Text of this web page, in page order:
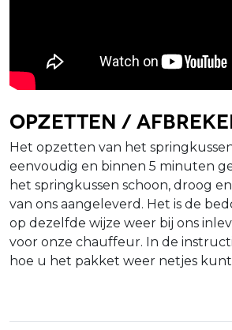
Opzetten /
Het opzetten van het
eenvoudig en binnen 5 minuten
het springkussen schoon, droog
van ons aangeleverd. Het is de
op dezelfde wijze weer bij ons
voor onze chauffeur. In de
hoe u het pakket weer netjes